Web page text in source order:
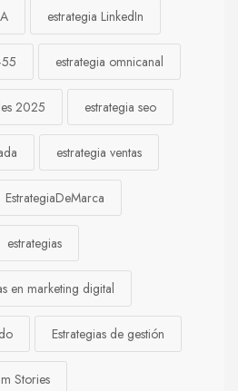
estrategia LinkedIn
estrategia omnicanal
2025 estrategia seo
estrategia ventas
EstrategiaDeMarca
estrategias
en marketing digital
Estrategias de gestión
Stories